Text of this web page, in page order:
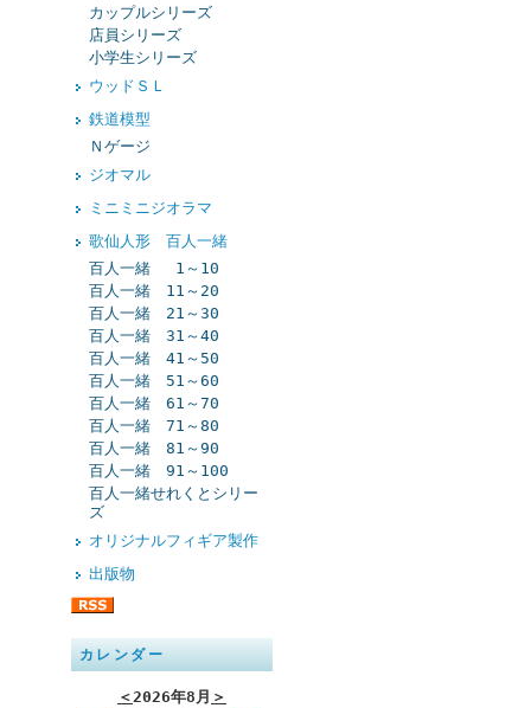
カップルシリーズ
店員シリーズ
小学生シリーズ
ウッドＳＬ
鉄道模型
Ｎゲージ
ジオマル
ミニミニジオラマ
歌仙人形 百人一緒
百人一緒 1～10
百人一緒 11～20
百人一緒 21～30
百人一緒 31～40
百人一緒 41～50
百人一緒 51～60
百人一緒 61～70
百人一緒 71～80
百人一緒 81～90
百人一緒 91～100
百人一緒せれくとシリー
ズ
オリジナルフィギア製作
出版物
カレンダー
＜2026年8月 ＞